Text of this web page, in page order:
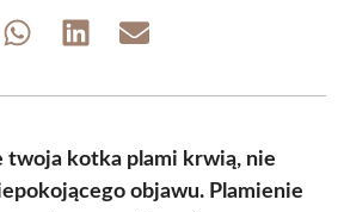
Share Share Share
twoja kotka plami krwią, nie
objawu. Plamienie